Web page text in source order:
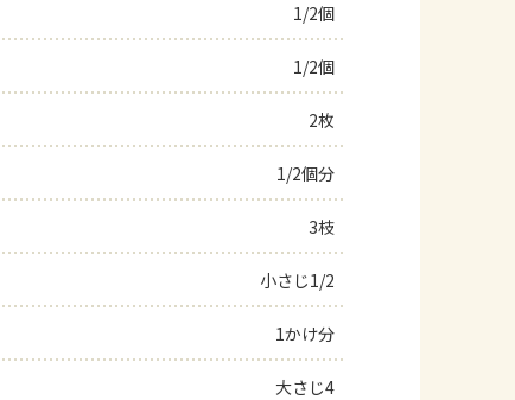
トーク
よくあるお問い合わせ
1/2個
1/2個
2枚
1/2個分
3枝
小さじ1/2
1かけ分
大さじ4